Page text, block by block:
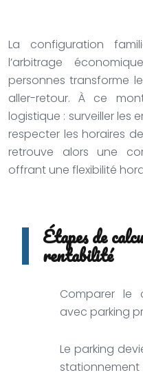
La configuration
l’arbitrage
personnes transforme
aller-retour. À ce
logistique : surveiller les
respecter les horaires
retrouve alors une
offrant une flexibilité
Étapes de
rentabilité
Comparer le
avec parking
Le parking
stationnement